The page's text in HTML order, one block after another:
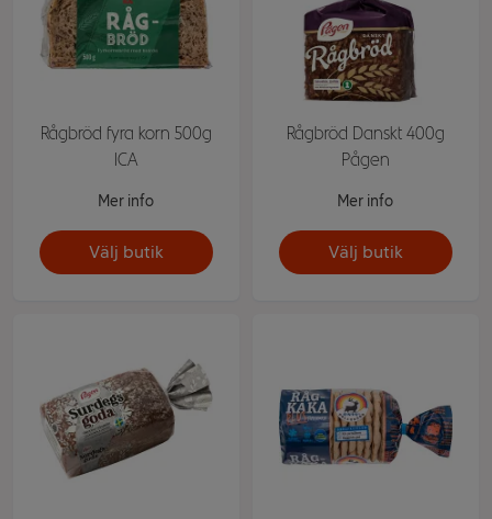
Rågbröd fyra korn 500g
ICA
Mer info
Välj butik
Rågbröd Danskt 400g
Pågen
Mer info
Välj butik